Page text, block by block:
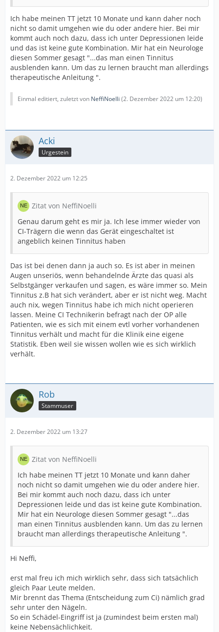
Ich habe meinen TT jetzt 10 Monate und kann daher noch
nicht so damit umgehen wie du oder andere hier. Bei mir
kommt auch noch dazu, dass ich unter Depressionen leide
und das ist keine gute Kombination. Mir hat ein Neurologe
diesen Sommer gesagt "...das man einen Tinnitus
ausblenden kann. Um das zu lernen braucht man allerdings
therapeutische Anleitung ".
Einmal editiert, zuletzt von NeffiNoelli (2. Dezember 2022 um 12:20)
Acki
Urgestein
2. Dezember 2022 um 12:25
Zitat von NeffiNoelli
Genau darum geht es mir ja. Ich lese immer wieder von
CI-Trägern die wenn das Gerät eingeschaltet ist
angeblich keinen Tinnitus haben
Das ist bei denen dann ja auch so. Es ist aber in meinen
Augen unseriös, wenn behandelnde Ärzte das quasi als
Selbstgänger verkaufen und sagen, es wäre immer so. Mein
Tinnitus z.B hat sich verändert, aber er ist nicht weg. Macht
auch nix, wegen Tinnitus habe ich mich nicht operieren
lassen. Meine CI Technikerin befragt nach der OP alle
Patienten, wie es sich mit einem evtl vorher vorhandenen
Tinnitus verhält und macht für die Klinik eine eigene
Statistik. Eben weil sie wissen wollen wie es sich wirklich
verhält.
Rob
Stammuser
2. Dezember 2022 um 13:27
Zitat von NeffiNoelli
Ich habe meinen TT jetzt 10 Monate und kann daher
noch nicht so damit umgehen wie du oder andere hier.
Bei mir kommt auch noch dazu, dass ich unter
Depressionen leide und das ist keine gute Kombination.
Mir hat ein Neurologe diesen Sommer gesagt "...das
man einen Tinnitus ausblenden kann. Um das zu lernen
braucht man allerdings therapeutische Anleitung ".
Hi Neffi,
erst mal freu ich mich wirklich sehr, dass sich tatsächlich
gleich Paar Leute melden.
Mir brennt das Thema (Entscheidung zum Ci) nämlich grad
sehr unter den Nägeln.
So ein Schädel-Eingriff ist ja (zumindest beim ersten mal)
keine Nebensächlichkeit.